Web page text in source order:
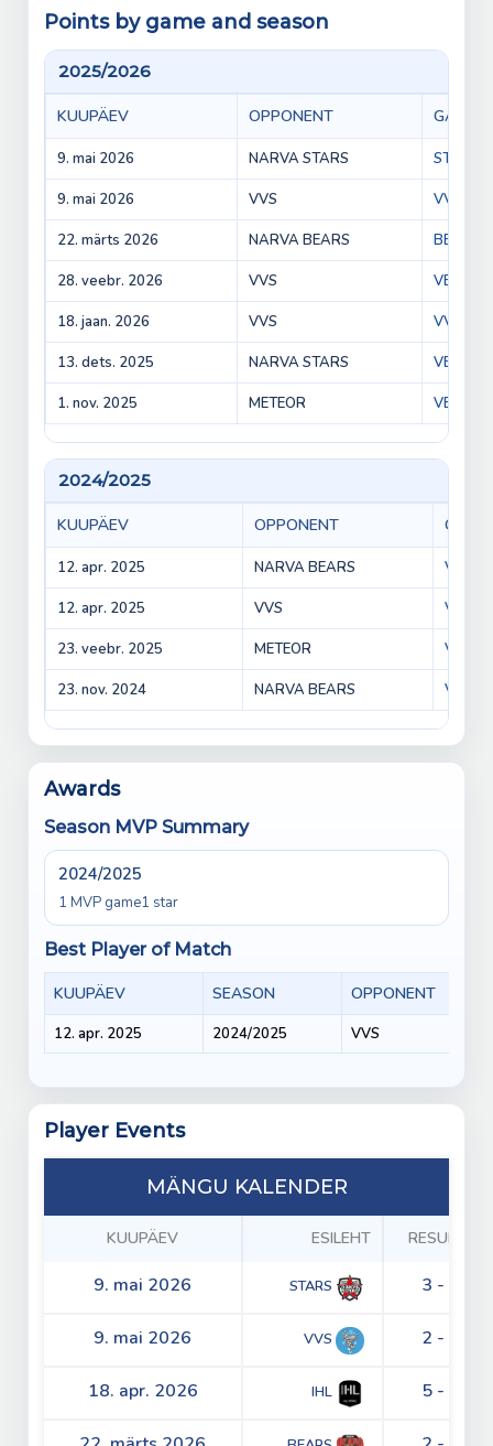
Points by game and season
2025/2026
KUUPÄEV OPPONENT GAME
9. mai 2026 NARVA STARS STARS
9. mai 2026 VVS VVS vs
22. märts 2026 NARVA BEARS BEARS
28. veebr. 2026 VVS VEPR
18. jaan. 2026 VVS VVS vs
13. dets. 2025 NARVA STARS VEPR
1. nov. 2025 METEOR VEPR vs
2024/2025
KUUPÄEV OPPONENT GAME
12. apr. 2025 NARVA BEARS Vepr
12. apr. 2025 VVS VVS
23. veebr. 2025 METEOR Vepr
23. nov. 2024 NARVA BEARS Vepr
Awards
Season MVP Summary
2024/2025
1 MVP game1 star
Best Player of Match
KUUPÄEV SEASON OPPONENT
12. apr. 2025 2024/2025 VVS
Player Events
MÄNGU KALENDER
KUUPÄEV ESILEHT RESULTS
9. mai 2026 STARS 3 - 5
9. mai 2026 VVS 2 - 4
18. apr. 2026 IHL 5 - 3